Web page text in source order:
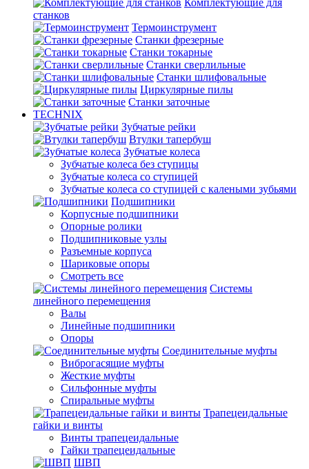
Комплектующие для
станков
Термоинструмент
Станки фрезерные
Станки токарные
Станки сверлильные
Станки шлифовальные
Циркулярные пилы
Станки заточные
TECHNIX
Зубчатые рейки
Втулки тапербуш
Зубчатые колеса
Зубчатые колеса без ступицы
Зубчатые колеса со ступицей
Зубчатые колеса со ступицей с калеными зубьями
Подшипники
Корпусные подшипники
Опорные ролики
Подшипниковые узлы
Разъемные корпуса
Шариковые опоры
Смотреть все
Системы
линейного перемещения
Валы
Линейные подшипники
Опоры
Соединительные муфты
Виброгасящие муфты
Жесткие муфты
Сильфонные муфты
Спиральные муфты
Трапецеидальные
гайки и винты
Винты трапецеидальные
Гайки трапецеидальные
ШВП